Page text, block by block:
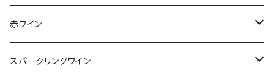
赤ワイン
その他赤ワイン
スパークリングワイン